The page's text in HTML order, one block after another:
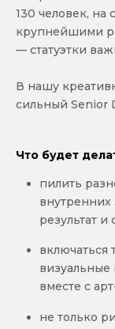
130 человек, на
крупнейшими
— статуэтки
В нашу
сильный Senior
Что будет
пилить
внутренних
результат
включаться
вместе с
не только